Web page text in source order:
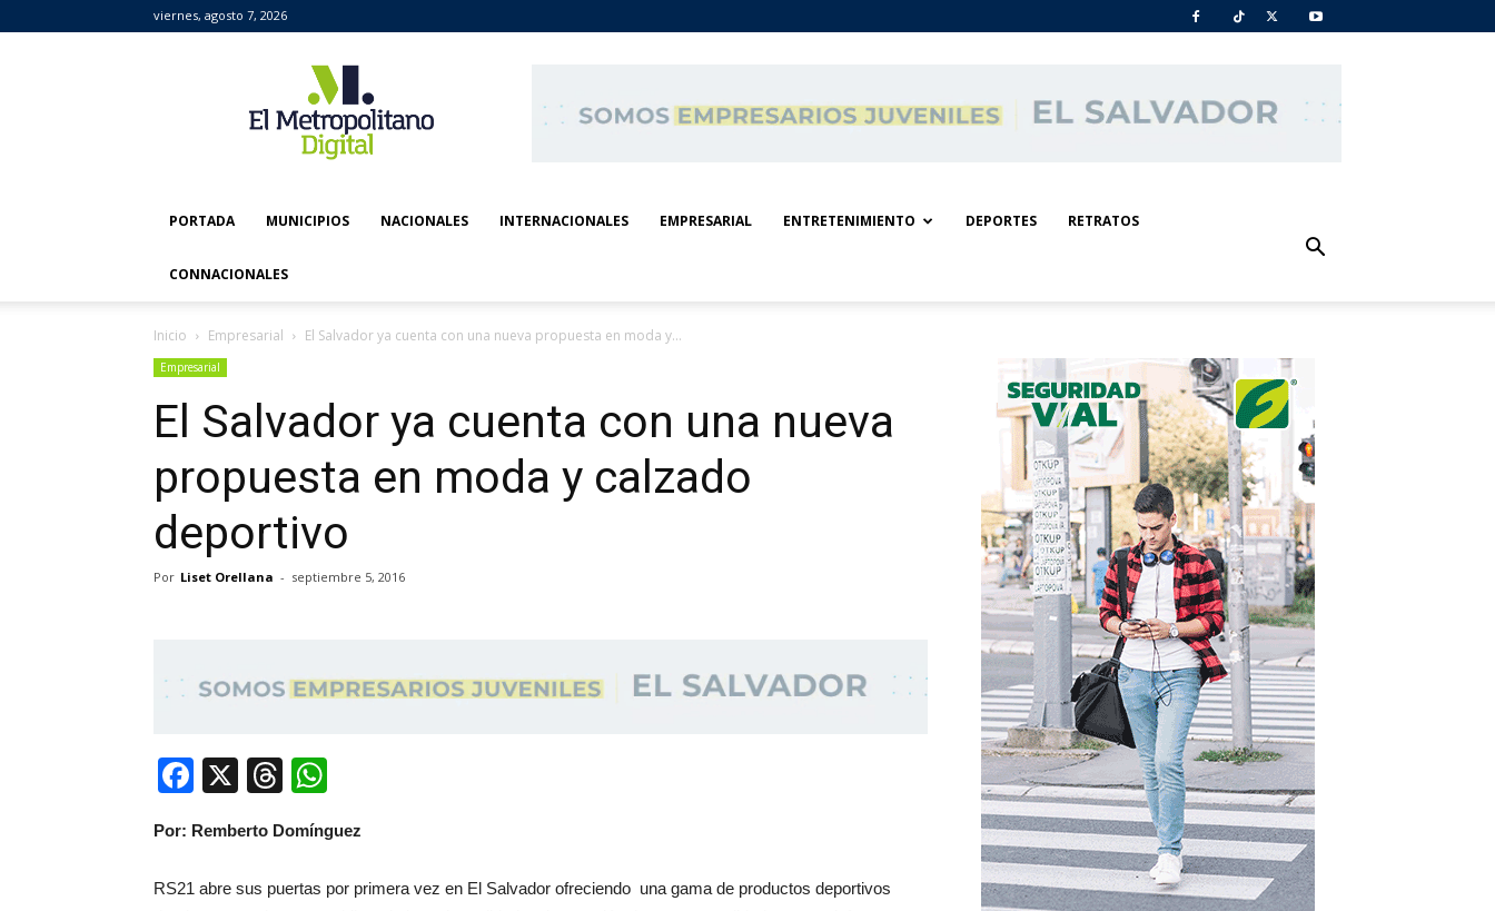
viernes, agosto 7, 2026
Metropolitano
Digital
PORTADA MUNICIPIOS NACIONALES INTERNACIONALES EMPRESARIAL ENTRETENIMIENTO DEPORTES RETRATOS
CONNACIONALES
Inicio Empresarial El Salvador ya cuenta con una nueva propuesta en moda y...
Empresarial
El Salvador ya cuenta con una nueva
propuesta en moda y calzado
deportivo
Por Liset Orellana - septiembre 5, 2016
Facebook
X Threads
Por: Remberto Domínguez
RS21 abre sus puertas por primera vez en El Salvador ofreciendo una gama de productos deportivos